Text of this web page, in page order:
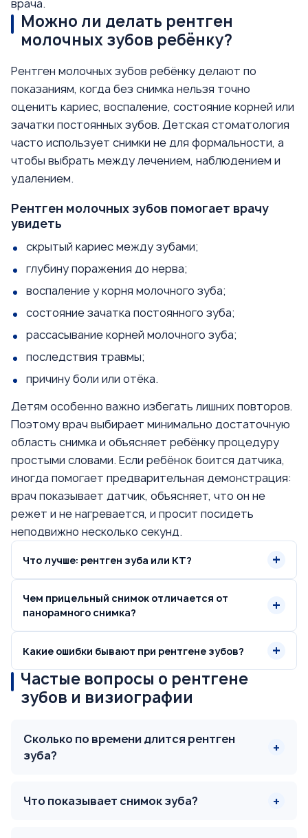
врача.
Можно ли делать рентген
молочных зубов ребёнку?
Рентген молочных зубов ребёнку делают по
показаниям, когда без снимка нельзя точно
оценить кариес, воспаление, состояние корней или
зачатки постоянных зубов. Детская стоматология
часто использует снимки не для формальности, а
чтобы выбрать между лечением, наблюдением и
удалением.
Рентген молочных зубов помогает врачу
увидеть
скрытый кариес между зубами;
глубину поражения до нерва;
воспаление у корня молочного зуба;
состояние зачатка постоянного зуба;
рассасывание корней молочного зуба;
последствия травмы;
причину боли или отёка.
Детям особенно важно избегать лишних повторов.
Поэтому врач выбирает минимально достаточную
область снимка и объясняет ребёнку процедуру
простыми словами. Если ребёнок боится датчика,
иногда помогает предварительная демонстрация:
врач показывает датчик, объясняет, что он не
режет и не нагревается, и просит посидеть
неподвижно несколько секунд.
Что лучше: рентген зуба или КТ?
Чем прицельный снимок отличается от
панорамного снимка?
Какие ошибки бывают при рентгене зубов?
Частые вопросы о рентгене
зубов и визиографии
Сколько по времени длится рентген
зуба?
Что показывает снимок зуба?